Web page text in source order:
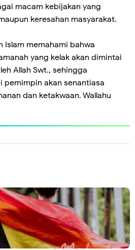
macam kebijakan yang
keresahan masyarakat.
Islam memahami bahwa
yang kelak akan dimintai
Allah Swt., sehingga
pemimpin akan senantiasa
dan ketakwaan. Wallahu